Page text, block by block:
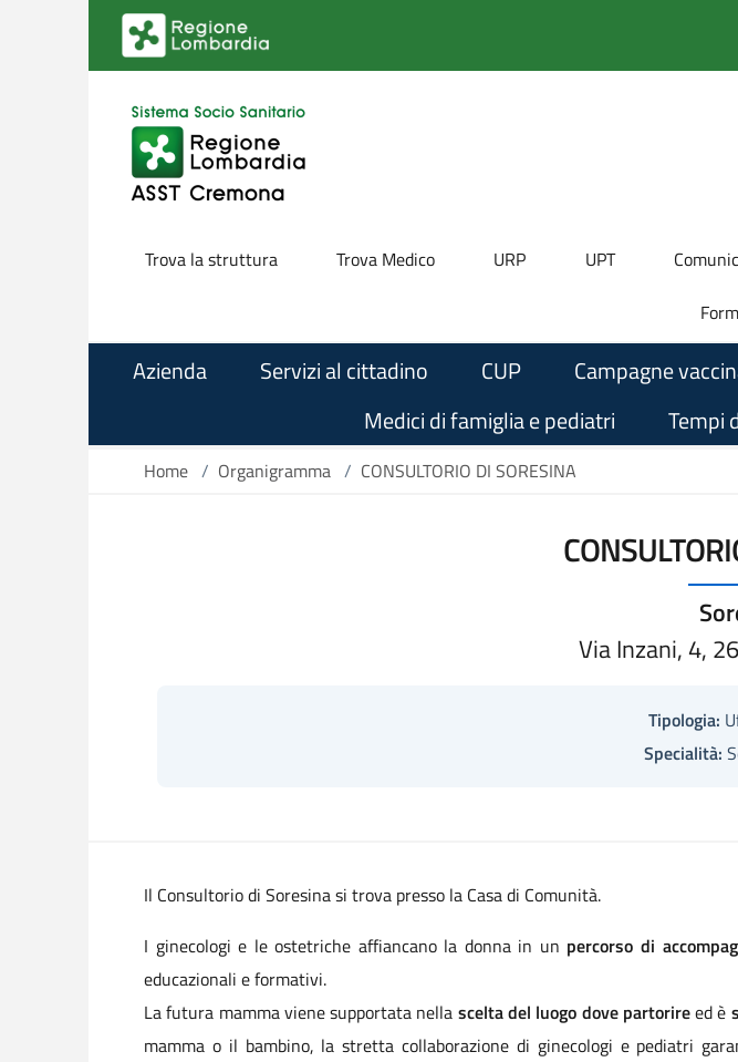
Salta al contenuto principale
Trova la struttura Trova Medico URP UPT
Azienda Servizi al cittadino CUP Campagne
Medici di famiglia e pediatri
Tempi
Home / Organigramma / CONSULTORIO DI SORESINA
Via Inzani, 4,
Tipologia:
Specialità:
Il Consultorio di Soresina si trova presso la Casa di Comunità.
I ginecologi e le ostetriche affiancano la donna in un percorso di
educazionali e formativi.
La futura mamma viene supportata nella scelta del luogo dove partorireed è
mamma o il bambino, la stretta collaborazione di ginecologi e pediatri